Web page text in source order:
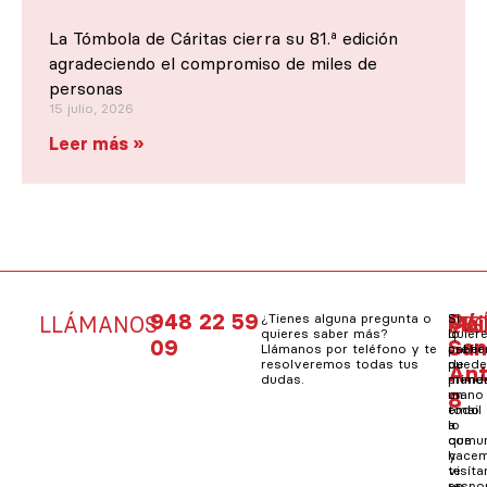
La Tómbola de Cáritas cierra su 81.ª edición
agradeciendo el compromiso de miles de
personas
15 julio, 2026
Leer más »
LLÁMANOS948 22 59
09
¿Tienes alguna pregunta o
quieres saber más?
Llámanos por teléfono y te
resolveremos todas tus
dudas.
C/
San
8
Si
saber
de
mano
todo
lo
que
Si
lo
un
email
a
y
te